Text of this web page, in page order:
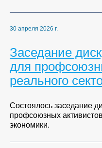
30 апреля 2026 г.
Заседание
для
реального
Cостоялось заседание
профсоюзных
экономики.